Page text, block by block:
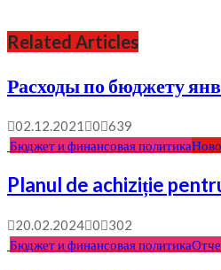
Related Articles
Расходы по бюджету
02.12.2021 0 639
Бюджет и финансовая политика
Planul de achiziție
20.02.2024 0
302
Бюджет и финансовая политика